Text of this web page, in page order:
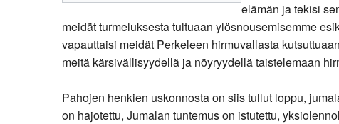
elämän ja tekisi
meidät turmeluksesta tultuaan ylösnousemisemme
vapauttaisi meidät Perkeleen hirmuvallasta
meitä kärsivällisyydellä ja nöyryydellä taistelemaan
Pahojen henkien uskonnosta on siis tullut loppu,
on hajotettu, Jumalan tuntemus on istutettu,